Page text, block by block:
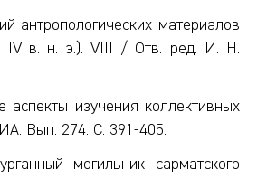
антропологических материалов
IV в. н. э.). VIII / Отв. ред. И. Н.
изучения коллективных
Вып. 274. С. 391-405.
могильник сарматского